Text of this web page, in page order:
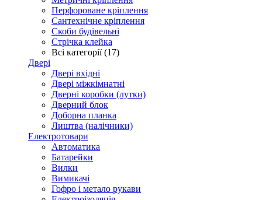
Перфороване кріплення
Сантехнічне кріплення
Скоби будівельні
Стрічка клейка
Всі категорії (17)
Двері
Двері вхідні
Двері міжкімнатні
Дверні коробки (лутки)
Дверний блок
Доборна планка
Лиштва (налічники)
Електротовари
Автоматика
Батарейки
Вилки
Вимикачі
Гофро і метало рукави